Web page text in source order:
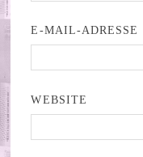
E-MAIL-ADRESSE
WEBSITE